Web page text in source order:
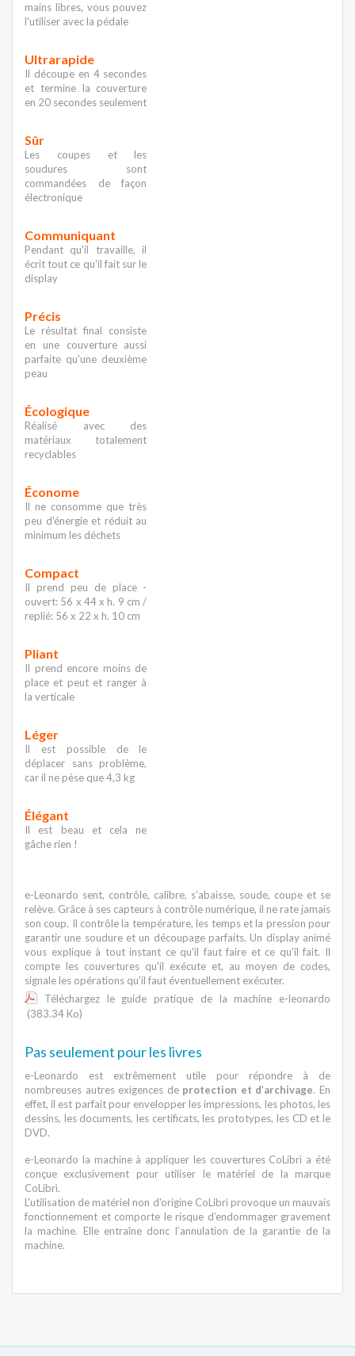
mains libres, vous pouvez
l'utiliser avec la pédale
Ultrarapide
Il découpe en 4 secondes
et termine la couverture
en 20 secondes seulement
Sûr
Les coupes et les
soudures sont
commandées de façon
électronique
Communiquant
Pendant qu'il travaille, il
écrit tout ce qu'il fait sur le
display
Précis
Le résultat final consiste
en une couverture aussi
parfaite qu'une deuxième
peau
Écologique
Réalisé avec des
matériaux totalement
recyclables
Économe
Il ne consomme que très
peu d'énergie et réduit au
minimum les déchets
Compact
Il prend peu de place -
ouvert: 56 x 44 x h. 9 cm /
replié: 56 x 22 x h. 10 cm
Pliant
Il prend encore moins de
place et peut et ranger à
la verticale
Léger
Il est possible de le
déplacer sans problème,
car il ne pèse que 4,3 kg
Élégant
Il est beau et cela ne
gâche rien !
e-Leonardo sent, contrôle, calibre, s’abaisse, soude, coupe et se
relève. Grâce à ses capteurs à contrôle numérique, il ne rate jamais
son coup. Il contrôle la température, les temps et la pression pour
garantir une soudure et un découpage parfaits. Un display animé
vous explique à tout instant ce qu'il faut faire et ce qu'il fait. Il
compte les couvertures qu'il exécute et, au moyen de codes,
signale les opérations qu'il faut éventuellement exécuter.
Téléchargez le guide pratique de la machine e-leonardo
(383.34 Ko)
Pas seulement pour les livres
e-Leonardo est extrêmement utile pour répondre à de
nombreuses autres exigences de protection et d’archivage. En
effet, il est parfait pour envelopper les impressions, les photos, les
dessins, les documents, les certificats, les prototypes, les CD et le
DVD.
e-Leonardo la machine à appliquer les couvertures CoLibrì a été
conçue exclusivement pour utiliser le matériel de la marque
CoLibrì.
L'utilisation de matériel non d'origine CoLibrì provoque un mauvais
fonctionnement et comporte le risque d’endommager gravement
la machine. Elle entraîne donc l’annulation de la garantie de la
machine.